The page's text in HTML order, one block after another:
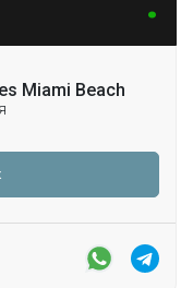
Miami Beach